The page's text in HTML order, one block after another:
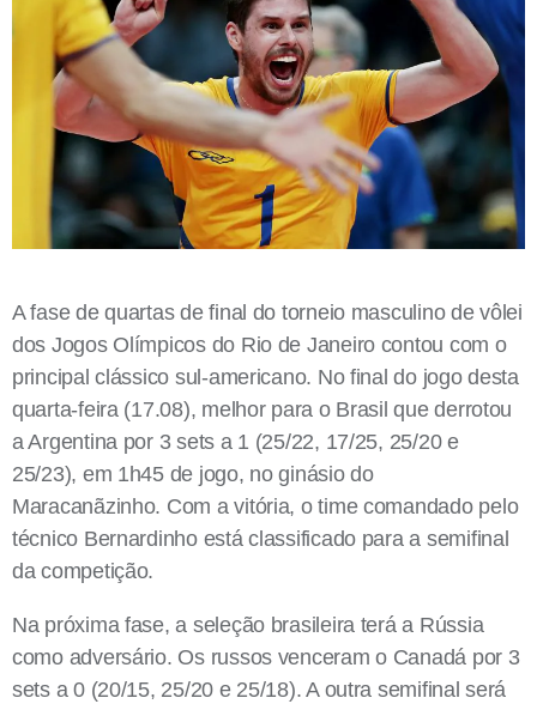
A fase de quartas de final do torneio masculino de vôlei
dos Jogos Olímpicos do Rio de Janeiro contou com o
principal clássico sul-americano. No final do jogo desta
quarta-feira (17.08), melhor para o Brasil que derrotou
a Argentina por 3 sets a 1 (25/22, 17/25, 25/20 e
25/23), em 1h45 de jogo, no ginásio do
Maracanãzinho. Com a vitória, o time comandado pelo
técnico Bernardinho está classificado para a semifinal
da competição.
Na próxima fase, a seleção brasileira terá a Rússia
como adversário. Os russos venceram o Canadá por 3
sets a 0 (20/15, 25/20 e 25/18). A outra semifinal será